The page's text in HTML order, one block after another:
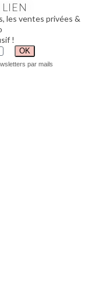
les ventes privées &
!
par mails